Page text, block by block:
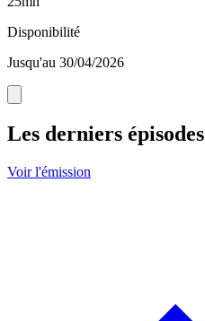
Disponibilité
Jusqu'au 30/04/2026
Les derniers épisodes
Voir l'émission